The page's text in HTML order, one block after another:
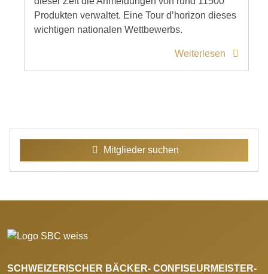
Produkten verwaltet. Eine Tour d’horizon dieses
wichtigen nationalen Wettbewerbs.
Weiterlesen
Mitglieder suchen
SCHWEIZERISCHER BÄCKER- CONFISEURMEISTER-